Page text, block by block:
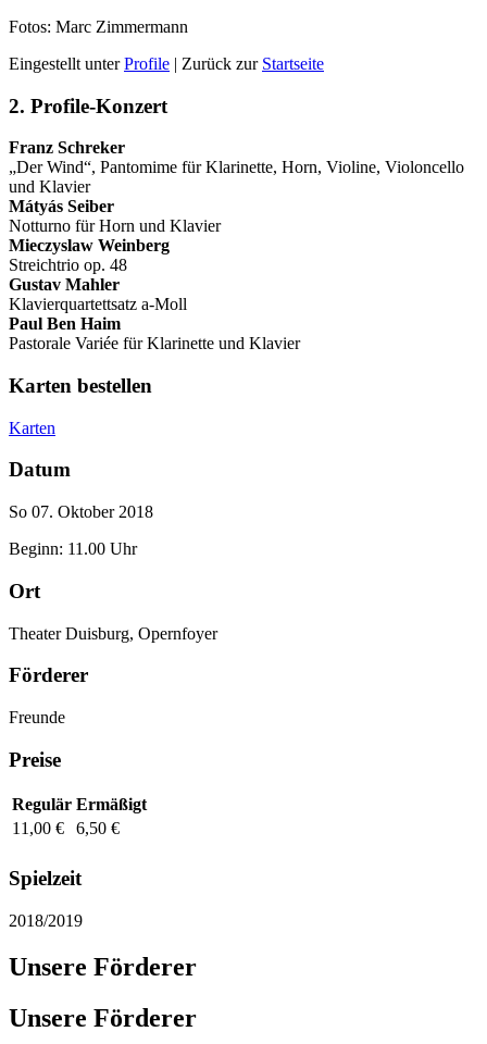
Fotos: Marc Zimmermann
Eingestellt unterProfile | Zurück zur Startseite
2. Profile-Konzert
Franz Schreker
„Der Wind“, Pantomime für Klarinette, Horn, Violine, Violoncello
und Klavier
Mátyás Seiber
Notturno für Horn und Klavier
Mieczyslaw Weinberg
Streichtrio op. 48
Gustav Mahler
Klavierquartettsatz a-Moll
Paul Ben Haim
Pastorale Variée für Klarinette und Klavier
Karten bestellen
Karten
Datum
So 07. Oktober 2018
Beginn: 11.00 Uhr
Ort
Theater Duisburg, Opernfoyer
Förderer
Freunde
Preise
Regulär Ermäßigt
11,00 €
6,50 €
Spielzeit
2018/2019
Unsere Förderer
Unsere Förderer